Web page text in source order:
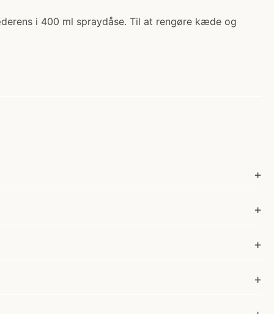
i 400 ml spraydåse. Til at rengøre kæde og